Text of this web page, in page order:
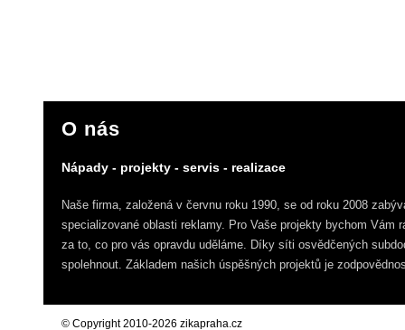
O nás
Nápady - projekty - servis - realizace
Naše firma, založená v červnu roku 1990, se od roku 2008
specializované oblasti reklamy. Pro Vaše projekty bychom
za to, co pro vás opravdu uděláme. Díky síti osvědčených
spolehnout. Základem našich úspěšných projektů je
© Copyright 2010-2026 zikapraha.cz